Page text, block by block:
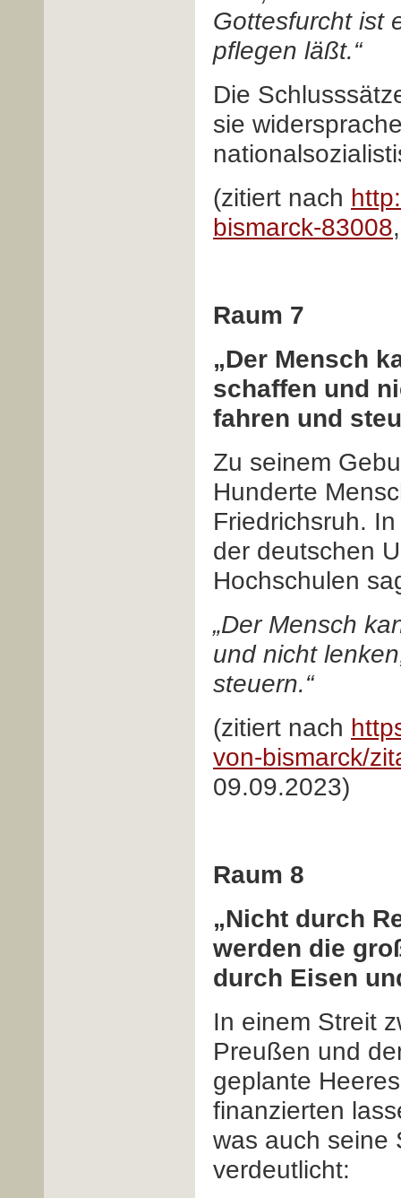
Gottesfurcht ist
pflegen läßt.“
Die
sie
(zitiert nach
bismarck-83008
Raum 7
„Der Mensch
schaffen und
fahren und
Zu seinem
Hunderte
Friedrichsruh.
der deutschen
Hochschulen
„Der Mensch
und nicht
steuern.“
(zitiert nach
von-bismarck/
09.09.2023)
Raum 8
„Nicht durch
werden die
durch Eisen
In einem Streit
Preußen und
geplante
finanzierten
was auch seine
verdeutlicht: